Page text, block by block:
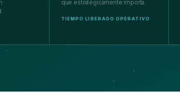
que estratégicamente importa.
TIEMPO LIBERADO OPERATIVO